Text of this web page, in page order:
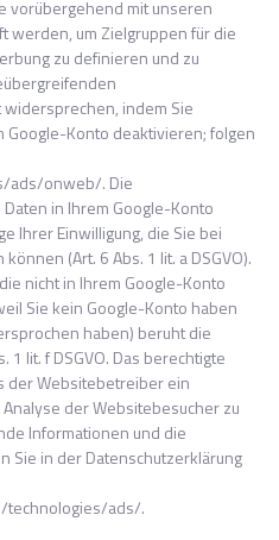
vorübergehend mit unseren
werden, um Zielgruppen für die
zu definieren und zu
indem Sie
Konto deaktivieren; folgen
ads/onweb/. Die
in Ihrem Google-Konto
Ihrer Einwilligung, die Sie bei
(Art. 6 Abs. 1 lit. a DSGVO).
nicht in Ihrem Google-Konto
Sie kein Google-Konto haben
haben) beruht die
1 lit. f DSGVO. Das berechtigte
der Websitebetreiber ein
der Websitebesucher zu
Informationen und die
Sie in der Datenschutzerklärung
technologies/ads/.